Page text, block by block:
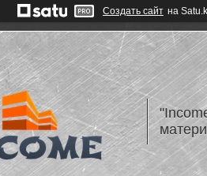
Создать сайт на